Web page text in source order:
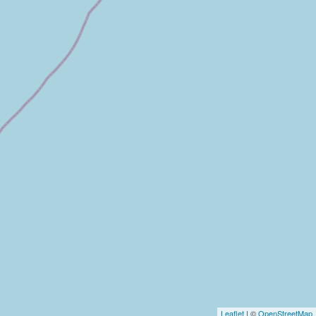
Leaflet | ©OpenStreetMap